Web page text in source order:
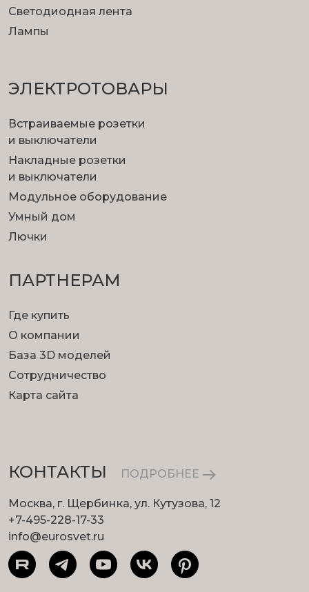
Светодиодная лента
Лампы
ЭЛЕКТРОТОВАРЫ
Встраиваемые розетки
и выключатели
Накладные розетки
и выключатели
Модульное оборудование
Умный дом
Лючки
ПАРТНЕРАМ
Где купить
О компании
База 3D моделей
Сотрудничество
Карта сайта
КОНТАКТЫ ПОДРОБНЕЕ
Москва, г. Щербинка, ул. Кутузова, 12
+7-495-228-17-33
info@eurosvet.ru